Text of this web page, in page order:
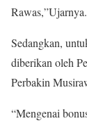
Rawas,”Ujarnya.
Sedangkan,
diberikan oleh
Perbakin
“Mengenai